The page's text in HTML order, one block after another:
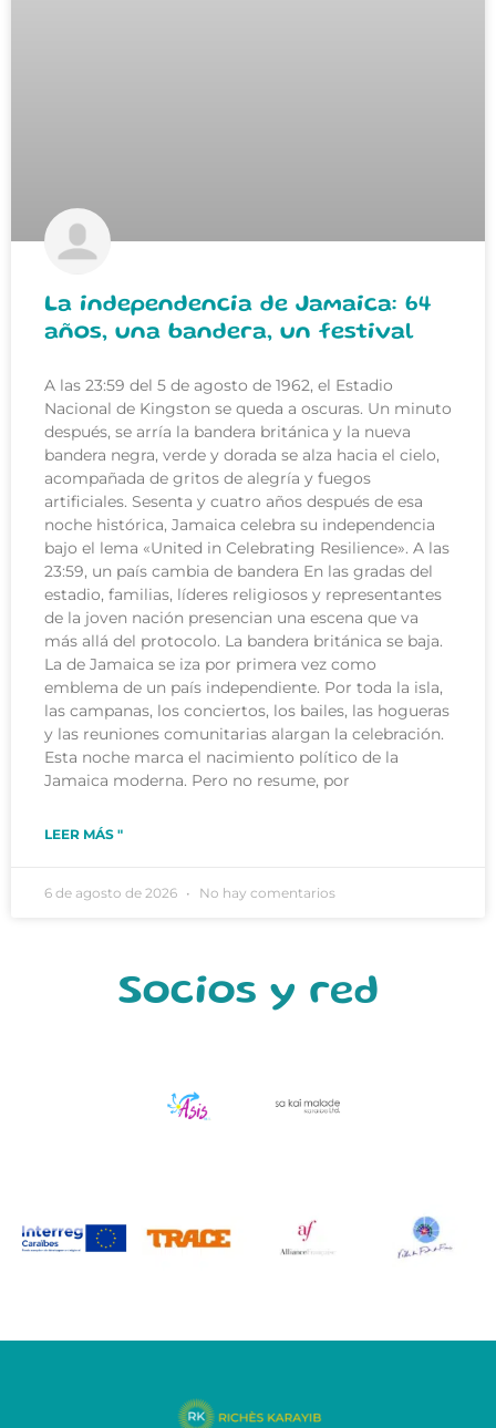
La independencia de Jamaica: 64
años, una bandera, un festival
A las 23:59 del 5 de agosto de 1962, el Estadio
Nacional de Kingston se queda a oscuras. Un minuto
después, se arría la bandera británica y la nueva
bandera negra, verde y dorada se alza hacia el cielo,
acompañada de gritos de alegría y fuegos
artificiales. Sesenta y cuatro años después de esa
noche histórica, Jamaica celebra su independencia
bajo el lema «United in Celebrating Resilience». A las
23:59, un país cambia de bandera En las gradas del
estadio, familias, líderes religiosos y representantes
de la joven nación presencian una escena que va
más allá del protocolo. La bandera británica se baja.
La de Jamaica se iza por primera vez como
emblema de un país independiente. Por toda la isla,
las campanas, los conciertos, los bailes, las hogueras
y las reuniones comunitarias alargan la celebración.
Esta noche marca el nacimiento político de la
Jamaica moderna. Pero no resume, por
LEER MÁS "
6 de agosto de 2026 No hay comentarios
Socios y red